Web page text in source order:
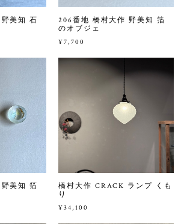
美知 石
206番地 橋村大作 野美知 箔
のオブジェ
¥7,700
美知 箔
橋村大作 CRACK ランプ くも
り
¥34,100